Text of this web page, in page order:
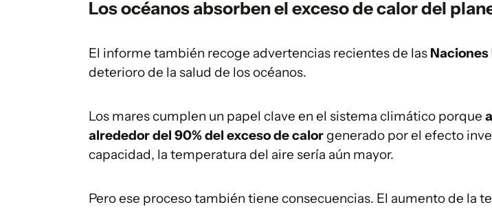
Los océanos absorben el exceso de calor del
El informe también recoge advertencias recientes de las Naciones
deterioro de la salud de los océanos.
Los mares cumplen un papel clave en el sistema climático porque
alrededor del 90% del exceso de calorgenerado por el efecto
capacidad, la temperatura del aire sería aún mayor.
Pero ese proceso también tiene consecuencias. El aumento de la